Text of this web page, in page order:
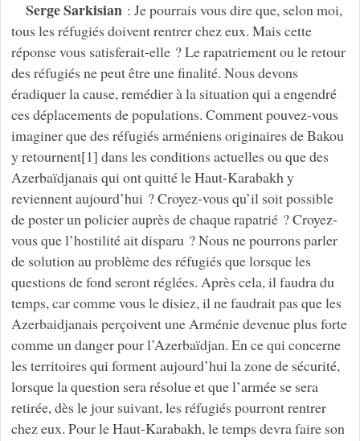
Serge Sarkisian : Je pourrais vous dire que, selon moi,
tous les réfugiés doivent rentrer chez eux. Mais cette
réponse vous satisferait-elle ? Le rapatriement ou le retour
des réfugiés ne peut être une finalité. Nous devons
éradiquer la cause, remédier à la situation qui a engendré
ces déplacements de populations. Comment pouvez-vous
imaginer que des réfugiés arméniens originaires de Bakou
y retournent[1] dans les conditions actuelles ou que des
Azerbaïdjanais qui ont quitté le Haut-Karabakh y
reviennent aujourd’hui ? Croyez-vous qu’il soit possible
de poster un policier auprès de chaque rapatrié ? Croyez-
vous que l’hostilité ait disparu ? Nous ne pourrons parler
de solution au problème des réfugiés que lorsque les
questions de fond seront réglées. Après cela, il faudra du
temps, car comme vous le disiez, il ne faudrait pas que les
Azerbaidjanais perçoivent une Arménie devenue plus forte
comme un danger pour l’Azerbaïdjan. En ce qui concerne
les territoires qui forment aujourd’hui la zone de sécurité,
lorsque la question sera résolue et que l’armée se sera
retirée, dès le jour suivant, les réfugiés pourront rentrer
chez eux. Pour le Haut-Karabakh, le temps devra faire son